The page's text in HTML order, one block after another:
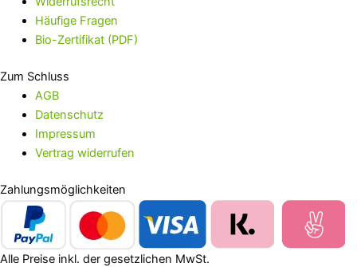
Häufige Fragen
Bio-Zertifikat (PDF)
Zum Schluss
AGB
Datenschutz
Impressum
Vertrag widerrufen
Zahlungsmöglichkeiten
Alle Preise inkl. der gesetzlichen MwSt.